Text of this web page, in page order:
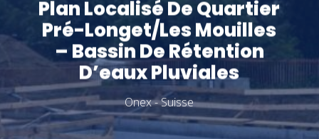
Plan Localisé De Quartier
Pré-Longet/Les Mouilles
– Bassin De Rétention
D’eaux Pluviales
Onex - Suisse